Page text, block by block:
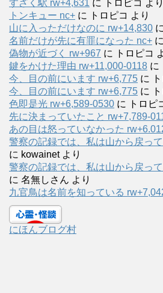
すざく駅 rw+4,631 に トロピコ より
トンキュー nc+ に トロピコ より
山に入っただけなのに rw+14,830 に
名前だけが先に有罪になった nc+ に
偽物が近づく rw+967 に トロピコ
鍵をかけた理由 rw+11,000-0118 に
今、目の前にいます rw+6,775 に
今、目の前にいます rw+6,775 に
色即是光 rw+6,589-0530 に トロピ
先に決まっていたこと rw+7,789-
あの目は怒っていなかった
警察の記録では、私は山から戻っ
に kowainetより
警察の記録では、私は山から戻っ
に 名無しさん より
九官鳥は名前を知っている
にほんブログ村